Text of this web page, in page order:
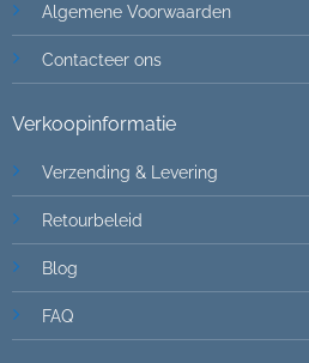
Algemene Voorwaarden
Contacteer ons
Verkoopinformatie
Verzending & Levering
Retourbeleid
Blog
FAQ